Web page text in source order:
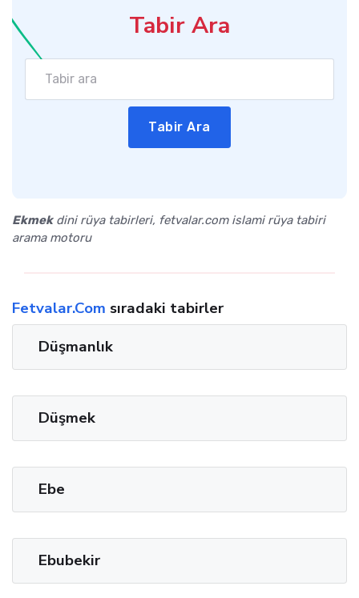
Tabir Ara
Tabir Ara
Ekmekdini rüya tabirleri, fetvalar.com islami rüya tabiri
arama motoru
Fetvalar.Com sıradaki tabirler
Düşmanlık
Düşmek
Ebe
Ebubekir